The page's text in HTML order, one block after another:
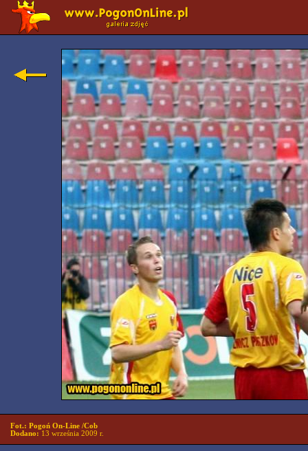
Fot.: Pogoń On-Line /Cob
Dodano: 13 września 2009 r.